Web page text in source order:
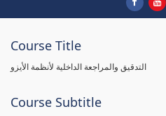
Course Title
التدقيق والمراجعة الداخلية لأنظمة الأيزو
Course Subtitle